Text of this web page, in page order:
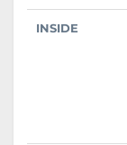
INSIDE